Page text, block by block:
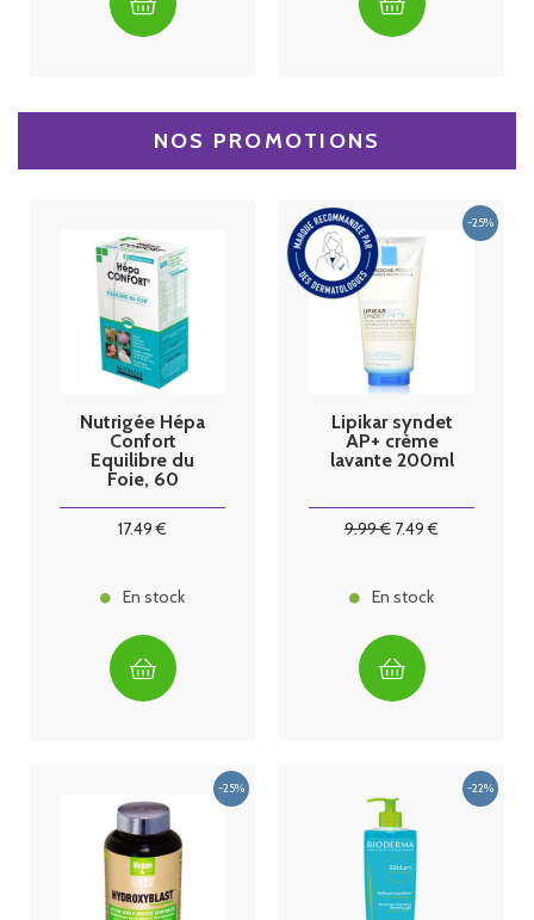
NOS PROMOTIONS
Nutrigée Hépa
Confort
Equilibre du
Foie, 60
17.49 €
En stock
Lipikar syndet
AP+ crème
lavante 200ml
9.99€ 7.49 €
En stock